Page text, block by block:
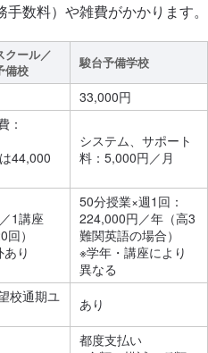
数料）や雑費がかかります。
クール／
備校
駿台予備学校
33,000円
：
44,000
システム、サポート
料：5,000円／月
1講座
回）
り
50分授業×週1回：
224,000円／年（高3
難関英語の場合）
※学年・講座により
異なる
校通期ユ
あり
都度支払い